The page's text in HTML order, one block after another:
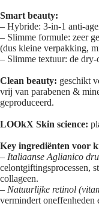
Smart beauty:
– Hybride: 3-in-1 anti-
– Slimme formule: zeer
(dus kleine verpakking,
– Slimme textuur: de dry-
Clean beauty: geschikt
vrij van parabenen &
geproduceerd.
LOOkX Skin science:
Key ingrediënten voor
– Italiaanse Aglianico
celontgiftingsprocessen,
collageen.
– Natuurlijke retinol
vermindert